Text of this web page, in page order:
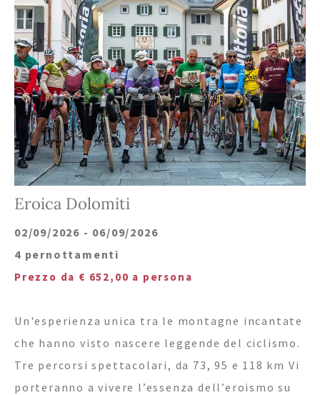
RICHIEDI ADESSO
VERIFICA DISPONIBILITÀ
Tel.+39 0474 91 35 88
info@villastefania.com
Via al Ponte dei Corrieri 1
Candido
Alto Adige . Dolomiti
Eroica Dolomiti
02/09/2026 - 06/09/2026
4 pernottamenti
Prezzo da € 652,00 a persona
Un'esperienza unica tra le montagne incantate
che hanno visto nascere leggende del ciclismo.
Tre percorsi spettacolari, da 73, 95 e 118 km Vi
porteranno a vivere l’essenza dell’eroismo su